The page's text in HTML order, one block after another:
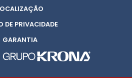
DE PRIVACIDADE
GARANTIA